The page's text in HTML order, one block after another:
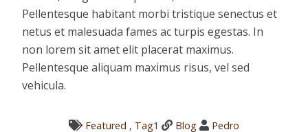
Pellentesque habitant morbi tristique senectus et
netus et malesuada fames ac turpis egestas. In
non lorem sit amet elit placerat maximus.
Pellentesque aliquam maximus risus, vel sed
vehicula.
Featured , Tag1 Blog Pedro